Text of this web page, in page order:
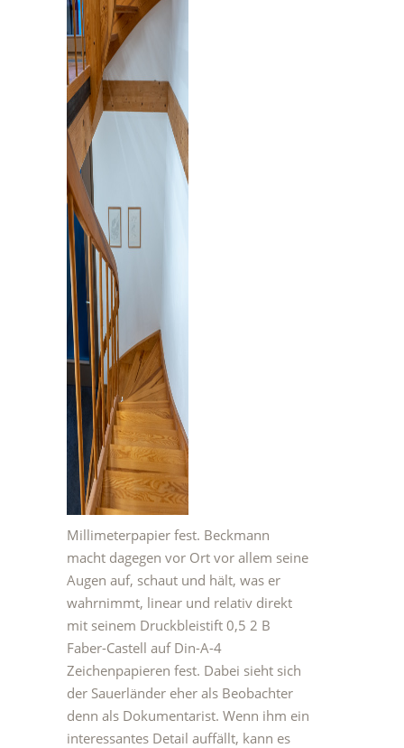
Millimeterpapier fest. Beckmann
macht dagegen vor Ort vor allem seine
Augen auf, schaut und hält, was er
wahrnimmt, linear und relativ direkt
mit seinem Druckbleistift 0,5 2 B
Faber-Castell auf Din-A-4
Zeichenpapieren fest. Dabei sieht sich
der Sauerländer eher als Beobachter
denn als Dokumentarist. Wenn ihm ein
interessantes Detail auffällt, kann es